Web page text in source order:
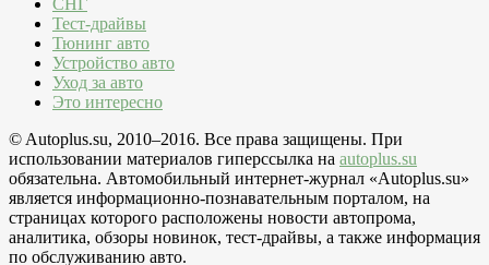
СНГ
Тест-драйвы
Тюнинг авто
Устройство авто
Уход за авто
Это интересно
© Autoplus.su, 2010–2016. Все права защищены. При
использовании материалов гиперссылка на autoplus.su
обязательна. Автомобильный интернет-журнал «Autoplus.su»
является информационно-познавательным порталом, на
страницах которого расположены новости автопрома,
аналитика, обзоры новинок, тест-драйвы, а также информация
по обслуживанию авто.